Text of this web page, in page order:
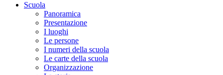
Scuola
Panoramica
Presentazione
I luoghi
Le persone
I numeri della scuola
Le carte della scuola
Organizzazione